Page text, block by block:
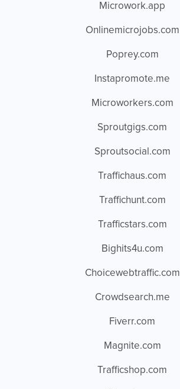
Microwork.app
Onlinemicrojobs.com
Poprey.com
Instapromote.me
Microworkers.com
Sproutgigs.com
Sproutsocial.com
Traffichaus.com
Traffichunt.com
Trafficstars.com
Bighits4u.com
Choicewebtraffic.com
Crowdsearch.me
Fiverr.com
Magnite.com
Trafficshop.com